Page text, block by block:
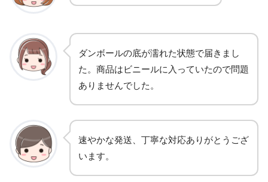
ダンボールの底が濡れた状態で届きまし
た。商品はビニールに入っていたので問題
ありませんでした。
速やかな発送、丁寧な対応ありがとうござ
います。